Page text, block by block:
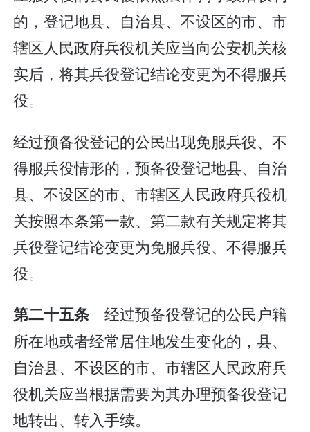
的，登记地县、自治县、不设区的市、市
辖区人民政府兵役机关应当向公安机关核
实后，将其兵役登记结论变更为不得服兵
役。
经过预备役登记的公民出现免服兵役、不
得服兵役情形的，预备役登记地县、自治
县、不设区的市、市辖区人民政府兵役机
关按照本条第一款、第二款有关规定将其
兵役登记结论变更为免服兵役、不得服兵
役。
第二十五条经过预备役登记的公民户籍
所在地或者经常居住地发生变化的，县、
自治县、不设区的市、市辖区人民政府兵
役机关应当根据需要为其办理预备役登记
地转出、转入手续。